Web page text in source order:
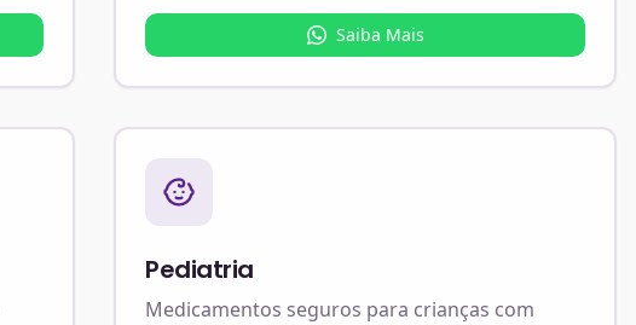
Saiba Mais
Pediatria
Medicamentos seguros para crianças com